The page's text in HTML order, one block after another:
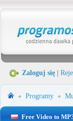
Zaloguj się
Programy
Free Video to